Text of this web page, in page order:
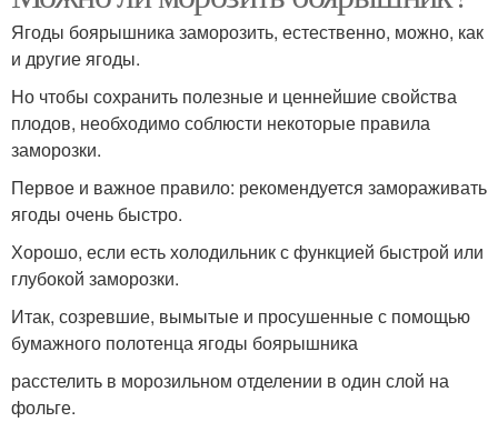
Ягоды боярышника заморозить, естественно, можно, как
и другие ягоды.
Но чтобы сохранить полезные и ценнейшие свойства
плодов, необходимо соблюсти некоторые правила
заморозки.
Первое и важное правило: рекомендуется замораживать
ягоды очень быстро.
Хорошо, если есть холодильник с функцией быстрой или
глубокой заморозки.
Итак, созревшие, вымытые и просушенные с помощью
бумажного полотенца ягоды боярышника
расстелить в морозильном отделении в один слой на
фольге.